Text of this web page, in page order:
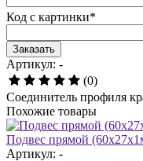
Код с картинки*
Заказать
Артикул: -
(0)
Соединитель профиля
Похожие товары
Подвес прямой
Артикул: -